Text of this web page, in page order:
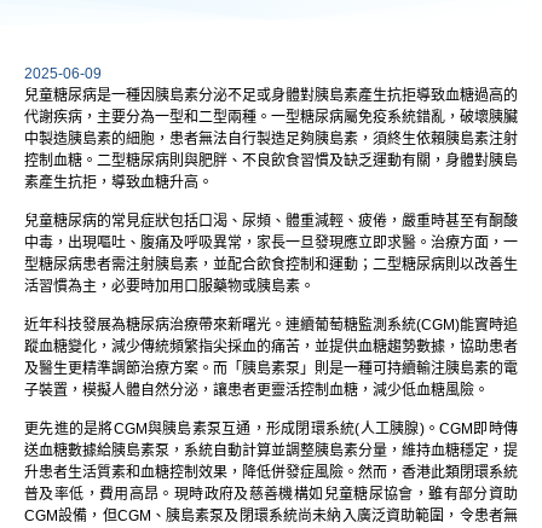
2025-06-09
兒童糖尿病是一種因胰島素分泌不足或身體對胰島素產生抗拒導致血糖過高的
代謝疾病，主要分為一型和二型兩種。一型糖尿病屬免疫系統錯亂，破壞胰臟
中製造胰島素的細胞，患者無法自行製造足夠胰島素，須終生依賴胰島素注射
控制血糖。二型糖尿病則與肥胖、不良飲食習慣及缺乏運動有關，身體對胰島
素產生抗拒，導致血糖升高。
兒童糖尿病的常見症狀包括口渴、尿頻、體重減輕、疲倦，嚴重時甚至有酮酸
中毒，出現嘔吐、腹痛及呼吸異常，家長一旦發現應立即求醫。治療方面，一
型糖尿病患者需注射胰島素，並配合飲食控制和運動；二型糖尿病則以改善生
活習慣為主，必要時加用口服藥物或胰島素。
近年科技發展為糖尿病治療帶來新曙光。連續葡萄糖監測系統(CGM)能實時追
蹤血糖變化，減少傳統頻繁指尖採血的痛苦，並提供血糖趨勢數據，協助患者
及醫生更精準調節治療方案。而「胰島素泵」則是一種可持續輸注胰島素的電
子裝置，模擬人體自然分泌，讓患者更靈活控制血糖，減少低血糖風險。
更先進的是將CGM與胰島素泵互通，形成閉環系統(人工胰腺)。CGM即時傳
送血糖數據給胰島素泵，系統自動計算並調整胰島素分量，維持血糖穩定，提
升患者生活質素和血糖控制效果，降低併發症風險。然而，香港此類閉環系統
普及率低，費用高昂。現時政府及慈善機構如兒童糖尿協會，雖有部分資助
CGM設備，但CGM、胰島素泵及閉環系統尚未納入廣泛資助範圍，令患者無